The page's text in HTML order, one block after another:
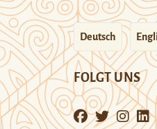
Deutsch
FOLGT UNS